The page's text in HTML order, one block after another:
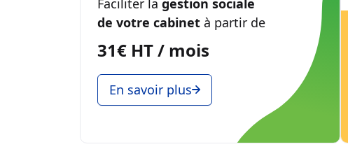
Faciliter la gestion sociale
de votre cabinet à partir de
31€ HT / mois
En savoir plus